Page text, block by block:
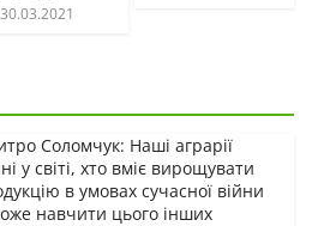
30.03.2021
Соломчук: Наші аграрії
у світі, хто вміє вирощувати
в умовах сучасної війни
навчити цього інших